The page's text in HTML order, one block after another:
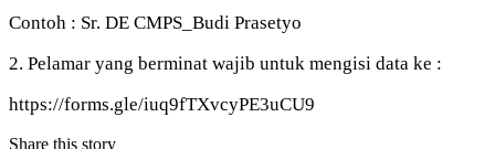
Contoh : Sr. DE CMPS_Budi Prasetyo
2. Pelamar yang berminat wajib untuk mengisi data ke :
https://forms.gle/iuq9fTXvcyPE3uCU9
Share this story